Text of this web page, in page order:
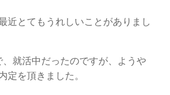
近とてもうれしいことがありまし
就活中だったのですが、ようや
定を頂きました。